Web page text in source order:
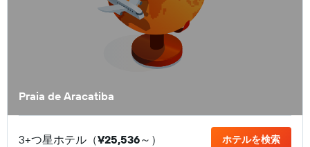
Praia de Aracatiba
3+つ星ホテル（¥25,536​～） ホテルを検索